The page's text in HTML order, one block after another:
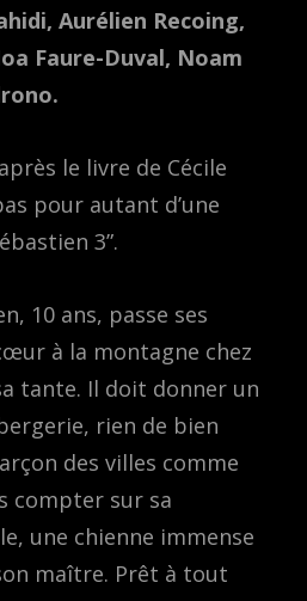
Aurélien Recoing,
Faure-Duval, Noam
le livre de Cécile
pour autant d’une
3”.
10 ans, passe ses
à la montagne chez
tante. Il doit donner un
rien de bien
des villes comme
compter sur sa
une chienne immense
maître. Prêt à tout